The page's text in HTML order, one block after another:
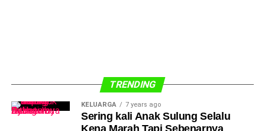
TRENDING
KELUARGA 7 years ago
Sering kali Anak Sulung Selalu
Kena Marah Tapi Sebenarnya